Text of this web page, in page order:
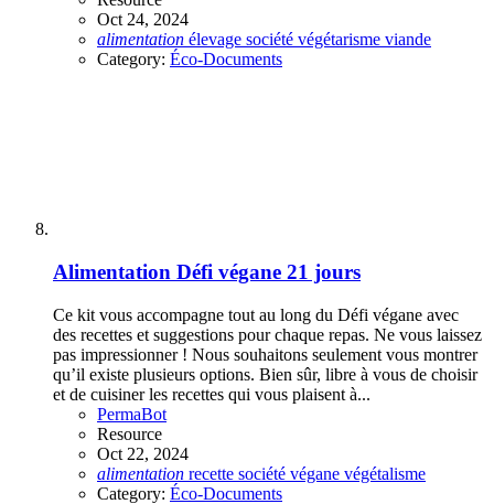
Oct 24, 2024
alimentation élevage société végétarisme viande
Category: Éco-Documents
Alimentation Défi végane 21 jours
Ce kit vous accompagne tout au long du Défi végane avec
des recettes et suggestions pour chaque repas. Ne vous laissez
pas impressionner ! Nous souhaitons seulement vous montrer
qu’il existe plusieurs options. Bien sûr, libre à vous de choisir
et de cuisiner les recettes qui vous plaisent à...
PermaBot
Resource
Oct 22, 2024
alimentation recette société végane végétalisme
Category: Éco-Documents